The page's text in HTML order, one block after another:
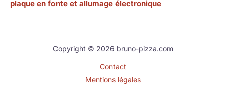
plaque en fonte et allumage électronique
Copyright © 2026 bruno-pizza.com
Contact
Mentions légales